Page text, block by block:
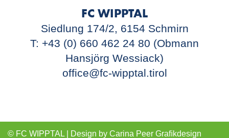
FC WIPPTAL
Siedlung 174/2, 6154 Schmirn
T: +43 (0) 660 462 24 80 (Obmann
Hansjörg Wessiack)
office@fc-wipptal.tirol
© FC WIPPTAL | Design by Carina Peer Graﬁkdesign